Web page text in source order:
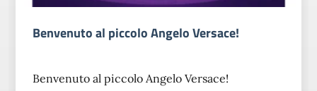
Benvenuto al piccolo Angelo Versace!
Benvenuto al piccolo Angelo Versace!